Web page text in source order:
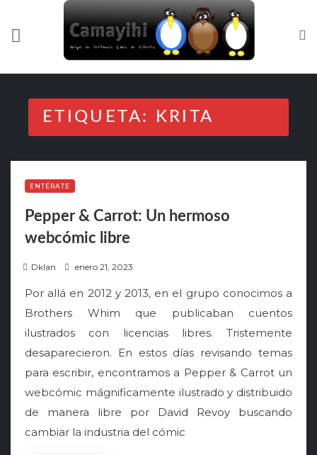
ETIQUETA: KRITA
ENTÉRATE
Pepper & Carrot: Un hermoso
webcómic libre
Dklan
s
t
e
d
enero 21, 2023
Por allá en 2012 y 2013, en el grupo conocimos a
Brothers Whim que publicaban cuentos
ilustrados con licencias libres. Tristemente
desaparecieron. En estos días revisando temas
para escribir, encontramos a Pepper & Carrot un
webcómic mágnificamente ilustrado y distribuido
de manera libre por David Revoy buscando
cambiar la industria del cómic